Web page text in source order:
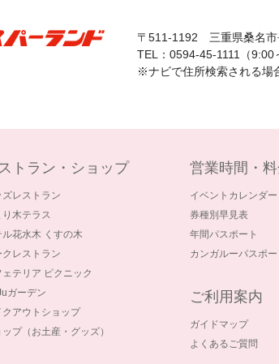
〒511-1192
三重県桑名
TEL：0594-45-1111（9:00
※ナビで住所検索される場
トラン・ショップ
ズレストラン
り木テラス
ル花水木 くすの木
クレストラン
ェテリア ピクニック
ガーデン
クアウトショップ
プ（お土産・グッズ）
営業時間・
イベントカレンダー
券種別早見表
年間パスポート
カンガルーパスポー
ご利用案内
ガイドマップ
よくあるご質問